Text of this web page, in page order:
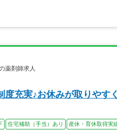
薬剤師求人
度充実♪お休みが取りやす
住宅補助（手当）あり 産休・育休取得実